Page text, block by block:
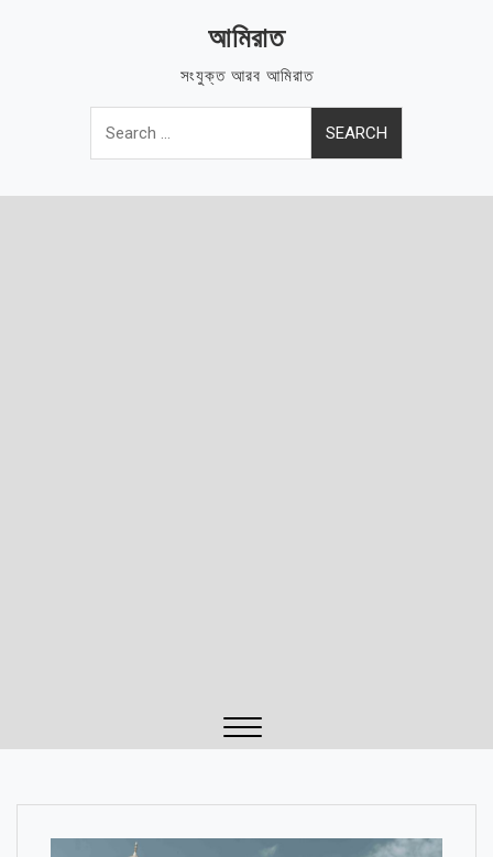
আমিরাত
সংযুক্ত আরব আমিরাত
Search
for: